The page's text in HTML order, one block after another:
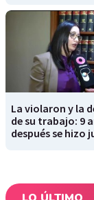
La violaron y la
de su trabajo: 9
después se hizo